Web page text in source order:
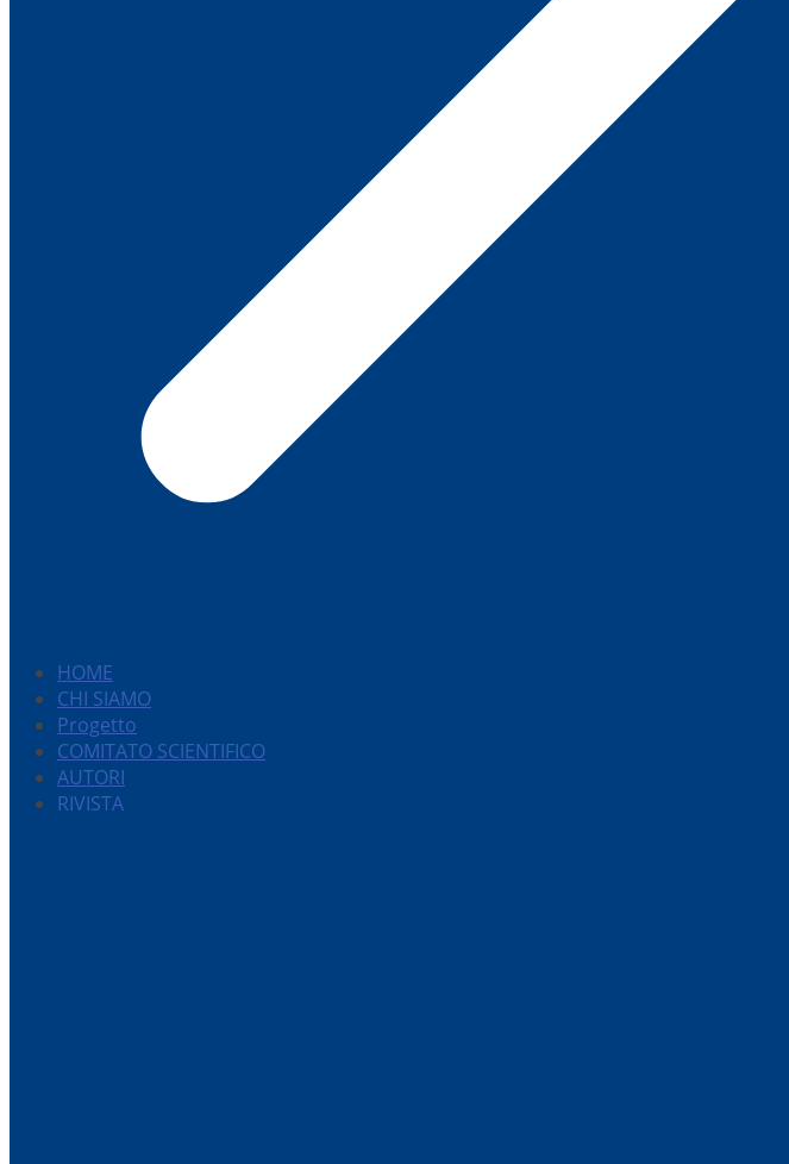
HOME
CHI SIAMO
Progetto
COMITATO SCIENTIFICO
AUTORI
RIVISTA